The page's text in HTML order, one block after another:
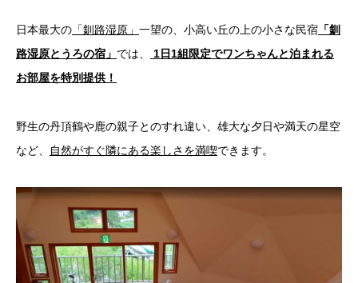
日本最大の 「釧路湿原」 一望の、小高い丘の上の小さな民宿 「釧
路湿原とうろの宿」 では、
1日1組限定でワンちゃんと泊まれる
お部屋を特別提供！
野生の丹頂鶴や鹿の親子とのすれ違い、雄大な夕日や満天の星空
など、
自然がすぐ隣にある楽しさを満喫できます。